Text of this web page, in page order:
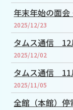
年末年始の面
2025/12/23
タムス通信 12
2025/12/02
タムス通信 11
2025/11/05
全館（本館）